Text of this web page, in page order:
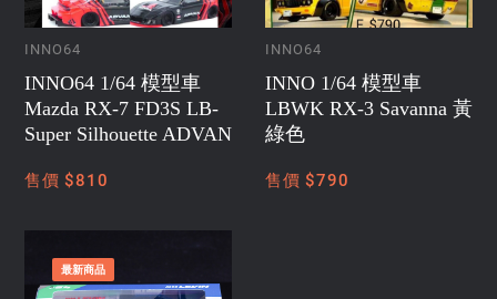
INNO64
INNO64 1/64 模型車
Mazda RX-7 FD3S LB-
Super Silhouette ADVAN
售價 $810
INNO64
INNO 1/64 模型車
LBWK RX-3 Savanna 黃
綠色
售價 $790
最新商品